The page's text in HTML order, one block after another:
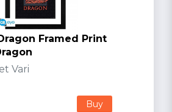
Framed Print
Vari
Buy